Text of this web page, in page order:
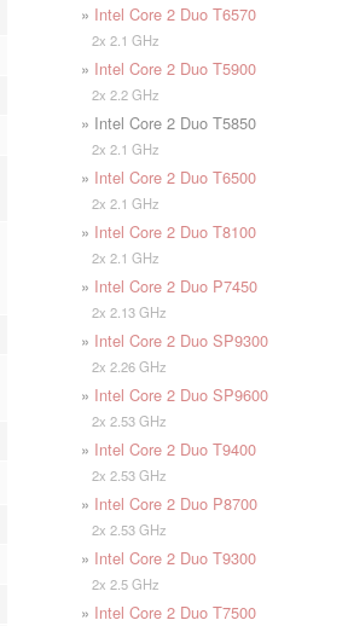
» Intel Core 2 Duo T6570
2x 2.1 GHz
» Intel Core 2 Duo T5900
2x 2.2 GHz
» Intel Core 2 Duo T5850
2x 2.1 GHz
» Intel Core 2 Duo T6500
2x 2.1 GHz
» Intel Core 2 Duo T8100
2x 2.1 GHz
» Intel Core 2 Duo P7450
2x 2.13 GHz
» Intel Core 2 Duo SP9300
2x 2.26 GHz
» Intel Core 2 Duo SP9600
2x 2.53 GHz
» Intel Core 2 Duo T9400
2x 2.53 GHz
» Intel Core 2 Duo P8700
2x 2.53 GHz
» Intel Core 2 Duo T9300
2x 2.5 GHz
» Intel Core 2 Duo T7500